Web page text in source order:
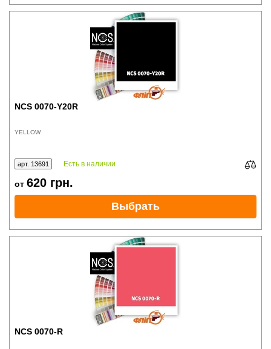
NCS 0070-Y20R
YELLOW
арт. 13691 Есть в наличии
от 620 грн.
Выбрать
NCS 0070-R